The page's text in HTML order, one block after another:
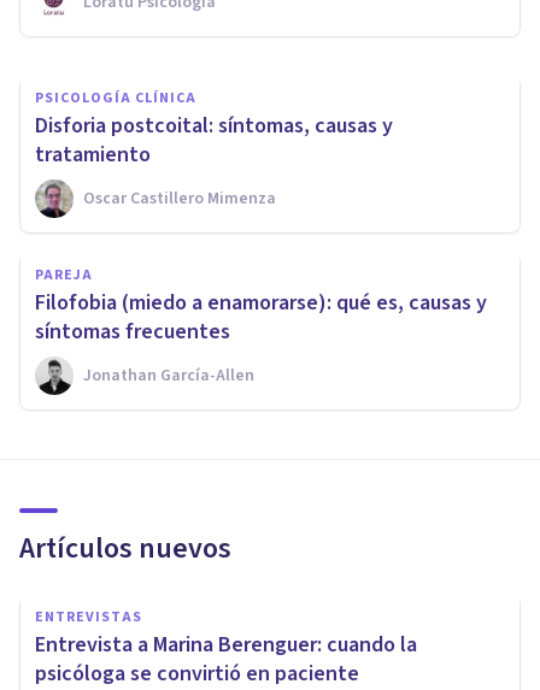
Psicología Y Mente
PSICOLOGÍA CLÍNICA
Disforia postcoital: síntomas, causas y
tratamiento
Oscar Castillero Mimenza
PAREJA
Filofobia (miedo a enamorarse): qué es, causas y
síntomas frecuentes
Jonathan García-Allen
Artículos nuevos
ENTREVISTAS
Entrevista a Marina Berenguer: cuando la
psicóloga se convirtió en paciente